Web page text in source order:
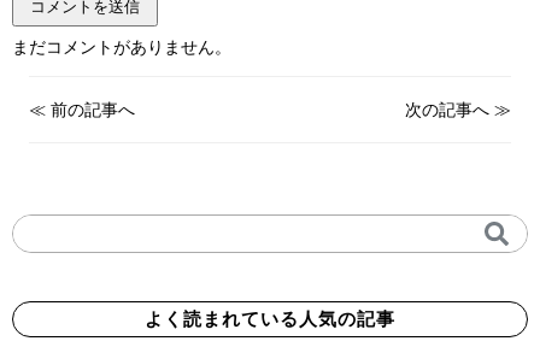
まだコメントがありません。
≪前の記事へ 次の記事へ≫
よく読まれている人気の記事